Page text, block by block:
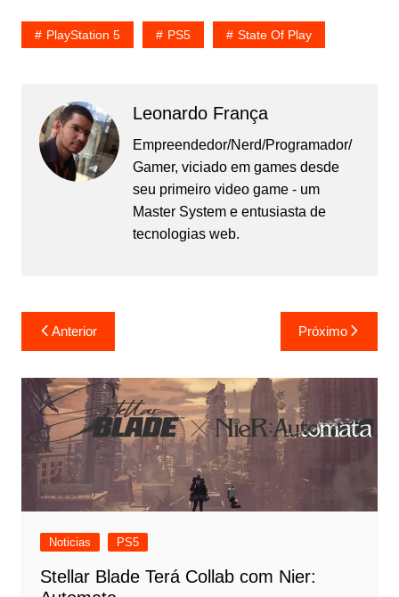
PlayStation 5 PS5 State Of Play
Leonardo França
Empreendedor/Nerd/Programador/
Gamer, viciado em games desde
seu primeiro video game - um
Master System e entusiasta de
tecnologias web.
Navegação
de
Post
Anterior Próximo
Noticias PS5
Stellar Blade Terá Collab com Nier: